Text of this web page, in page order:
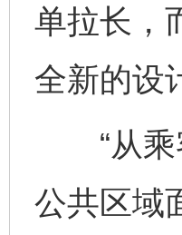
单拉长，
全新的设
“从乘客
公共区域